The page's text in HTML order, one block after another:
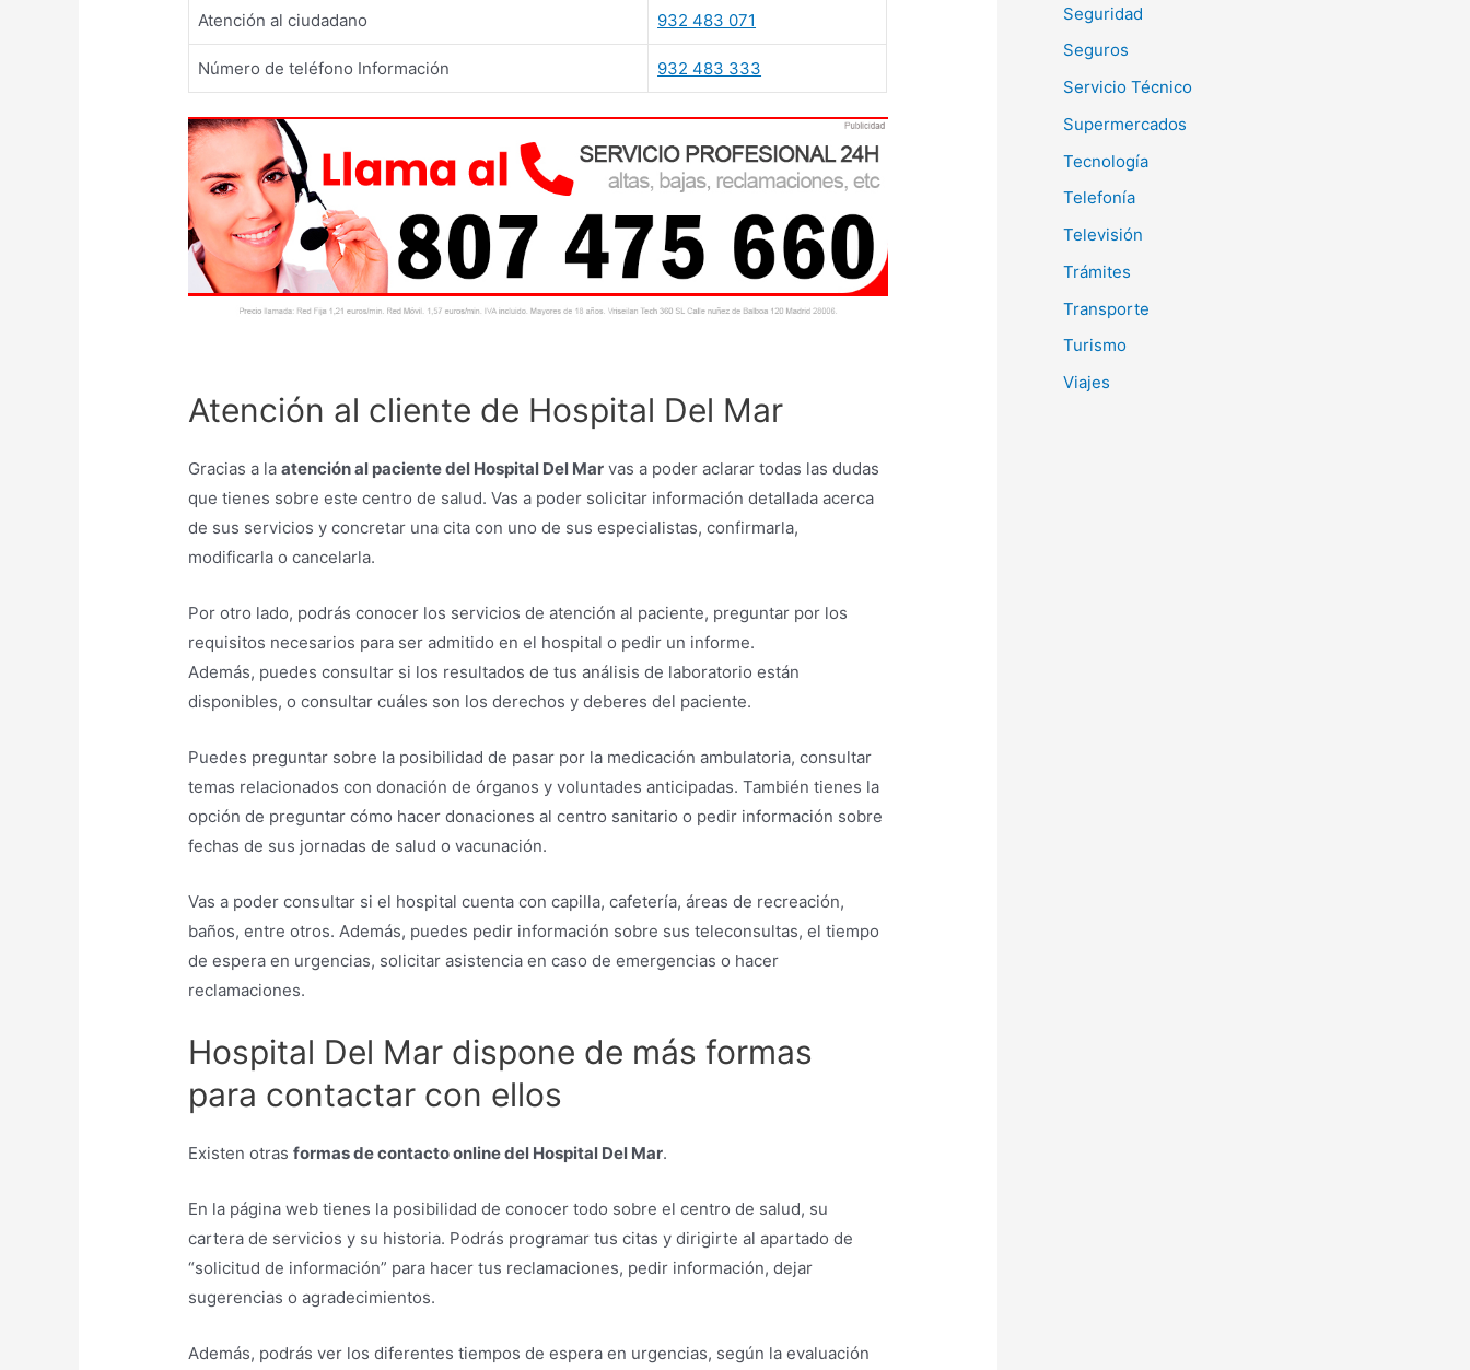
Atención al ciudadano 932 483 071
Número de teléfono Información 932 483 333
Atención al cliente de Hospital Del Mar
Gracias a laatención al paciente del Hospital Del Mar vas a poder aclarar todas las dudas
que tienes sobre este centro de salud. Vas a poder solicitar información detallada acerca
de sus servicios y concretar una cita con uno de sus especialistas, confirmarla,
modificarla o cancelarla.
Por otro lado, podrás conocer los servicios de atención al paciente, preguntar por los
requisitos necesarios para ser admitido en el hospital o pedir un informe.
Además, puedes consultar si los resultados de tus análisis de laboratorio están
disponibles, o consultar cuáles son los derechos y deberes del paciente.
Puedes preguntar sobre la posibilidad de pasar por la medicación ambulatoria, consultar
temas relacionados con donación de órganos y voluntades anticipadas. También tienes la
opción de preguntar cómo hacer donaciones al centro sanitario o pedir información sobre
fechas de sus jornadas de salud o vacunación.
Vas a poder consultar si el hospital cuenta con capilla, cafetería, áreas de recreación,
baños, entre otros. Además, puedes pedir información sobre sus teleconsultas, el tiempo
de espera en urgencias, solicitar asistencia en caso de emergencias o hacer
reclamaciones.
Hospital Del Mar dispone de más formas
para contactar con ellos
Existen otrasformas de contacto online del Hospital Del Mar.
En la página web tienes la posibilidad de conocer todo sobre el centro de salud, su
cartera de servicios y su historia. Podrás programar tus citas y dirigirte al apartado de
“solicitud de información” para hacer tus reclamaciones, pedir información, dejar
sugerencias o agradecimientos.
Además, podrás ver los diferentes tiempos de espera en urgencias, según la evaluación
Seguridad
Seguros
Servicio Técnico
Supermercados
Tecnología
Telefonía
Televisión
Trámites
Transporte
Turismo
Viajes